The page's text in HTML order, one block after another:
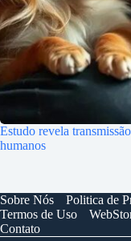
Estudo revela
humanos
Sobre Nós Politica de
Termos de Uso
Contato